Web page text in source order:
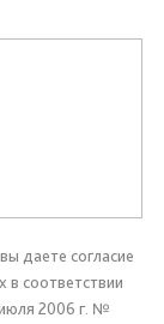
даете согласие
в соответствии
2006 г. №